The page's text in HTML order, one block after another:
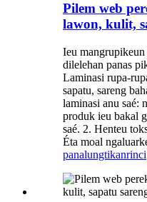
Pilem web
lawon, kulit,
Ieu
dilelehan panas
Laminasi rupa-
sapatu, sareng
laminasi anu saé:
produk ieu bakal
saé. 2. Henteu
Éta moal
panalungtikanrinci